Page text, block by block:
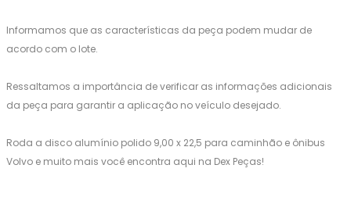
Informamos que as características da peça podem mudar de
acordo com o lote.
Ressaltamos a importância de verificar as informações adicionais
da peça para garantir a aplicação no veículo desejado.
Roda a disco alumínio polido 9,00 x 22,5 para caminhão e ônibus
Volvo e muito mais você encontra aqui na Dex Peças!